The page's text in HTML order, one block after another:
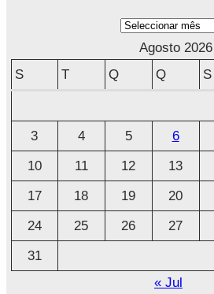
A
v
o
Agosto 2026
S
T Q Q S
3
4 5 6
10
11 12 13
17
18 19 20
24
25 26 27
31
« Jul